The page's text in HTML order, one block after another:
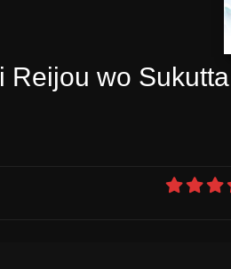
Reijou wo